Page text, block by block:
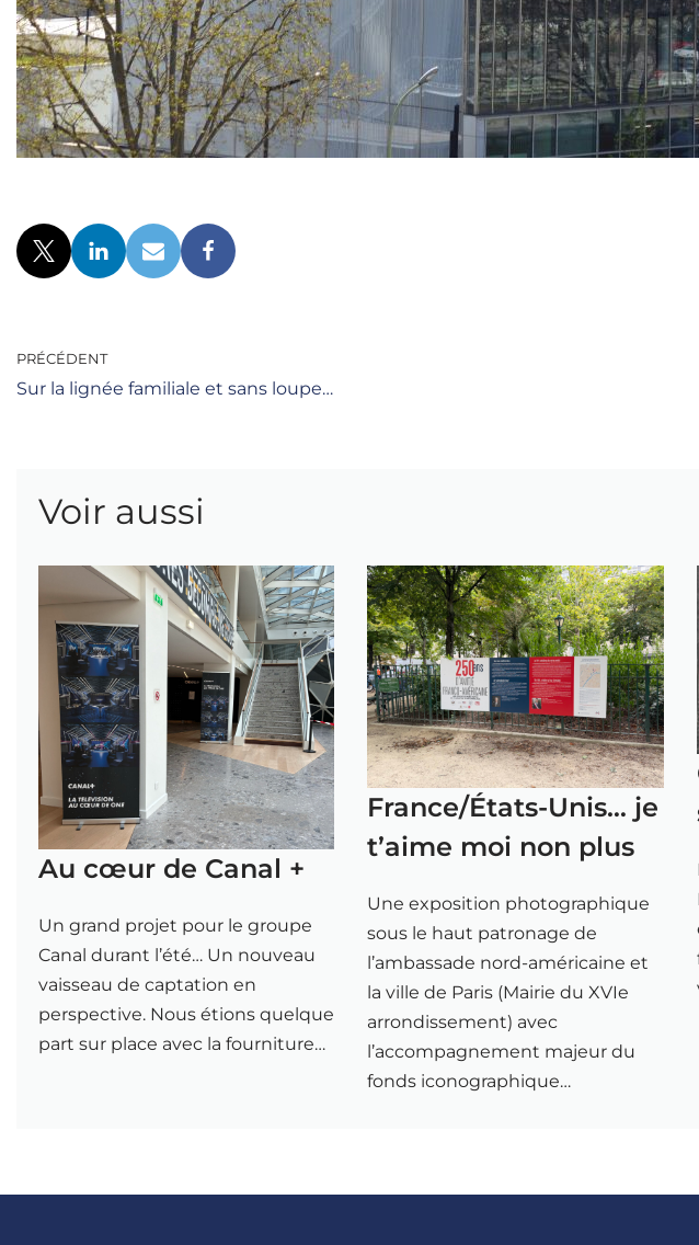
PRÉCÉDENT
Sur la lignée familiale et sans loupe…
Voir aussi
Au cœur de Canal +
Un grand projet pour le groupe
Canal durant l’été… Un nouveau
vaisseau de captation en
perspective. Nous étions quelque
part sur place avec la fourniture…
France/États-Unis… je
t’aime moi non plus
Une exposition photographique
sous le haut patronage de
l’ambassade nord-américaine et
la ville de Paris (Mairie du XVIe
arrondissement) avec
l’accompagnement majeur du
fonds iconographique…